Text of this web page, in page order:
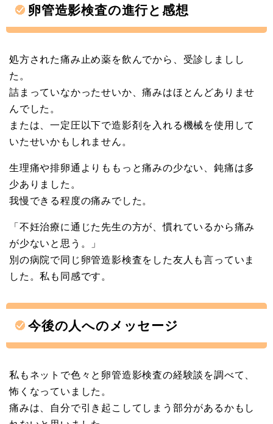
卵管造影検査の進行と感想
処方された痛み止め薬を飲んでから、受診しましし
た。
詰まっていなかったせいか、痛みはほとんどありませ
んでした。
または、一定圧以下で造影剤を入れる機械を使用して
いたせいかもしれません。
生理痛や排卵通よりももっと痛みの少ない、鈍痛は多
少ありました。
我慢できる程度の痛みでした。
「不妊治療に通じた先生の方が、慣れているから痛み
が少ないと思う。」
別の病院で同じ卵管造影検査をした友人も言っていま
した。私も同感です。
今後の人へのメッセージ
私もネットで色々と卵管造影検査の経験談を調べて、
怖くなっていました。
痛みは、自分で引き起こしてしまう部分があるかもし